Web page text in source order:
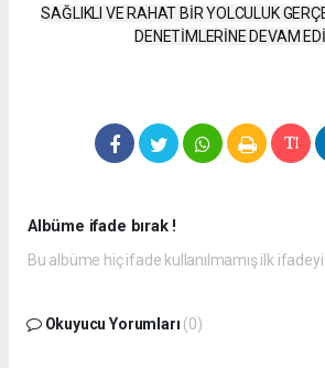
SAĞLIKLI VE RAHAT BİR YOLCULUK
DENETİMLERİNE DEVAM
Albüme ifade bırak !
Bu albüme hiç ifade kullanılmamış ilk ifadeyi
Okuyucu Yorumları (0)